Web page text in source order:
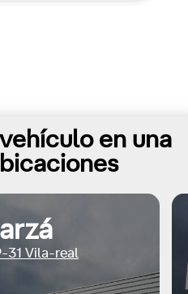
en una
31 Vila-real